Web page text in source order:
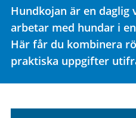
Hundkojan är en daglig
arbetar med hundar i
Här får du kombinera
praktiska uppgifter